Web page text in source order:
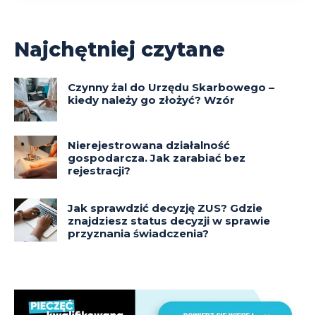
Najchętniej czytane
Czynny żal do Urzędu Skarbowego –
kiedy należy go złożyć? Wzór
Nierejestrowana działalność
gospodarcza. Jak zarabiać bez
rejestracji?
Jak sprawdzić decyzję ZUS? Gdzie
znajdziesz status decyzji w sprawie
przyznania świadczenia?